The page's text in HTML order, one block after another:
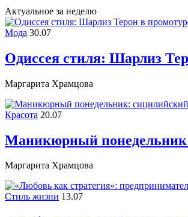
Актуальное за неделю
Мода 30.07
Одиссея стиля: Шарлиз
Маргарита Храмцова
Красота 20.07
Маникюрный
Маргарита Храмцова
Стиль жизни 13.07